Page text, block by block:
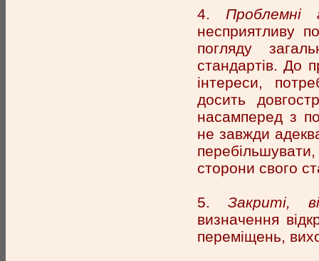
4. Проблемні
несприятливу
погляду
стандартів. До
інтереси,
досить
насамперед з
не завжди
сторони свого
5. Закриті,
визначення
переміщень,